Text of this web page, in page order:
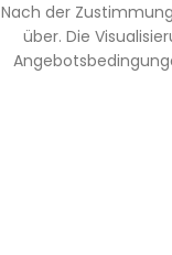
Nach der
über. Die